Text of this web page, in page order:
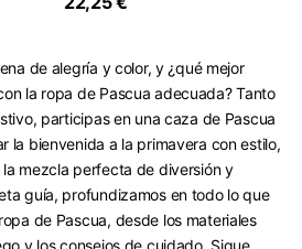
de alegría y color, y ¿qué mejor
la ropa de Pascua adecuada? Tanto
participas en una caza de Pascua
la bienvenida a la primavera con estilo,
mezcla perfecta de diversión y
guía, profundizamos en todo lo que
de Pascua, desde los materiales